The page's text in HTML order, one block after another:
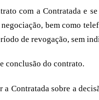
com a Contratada e
bem como
de revogação, sem
conclusão do contrato.
Contratada sobre a